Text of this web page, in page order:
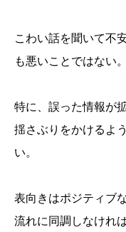
こわい話を聞いて不
も悪いことではない。
特に、誤った情報が
揺さぶりをかけるよ
い。
表向きはポジティブ
流れに同調しなけれ